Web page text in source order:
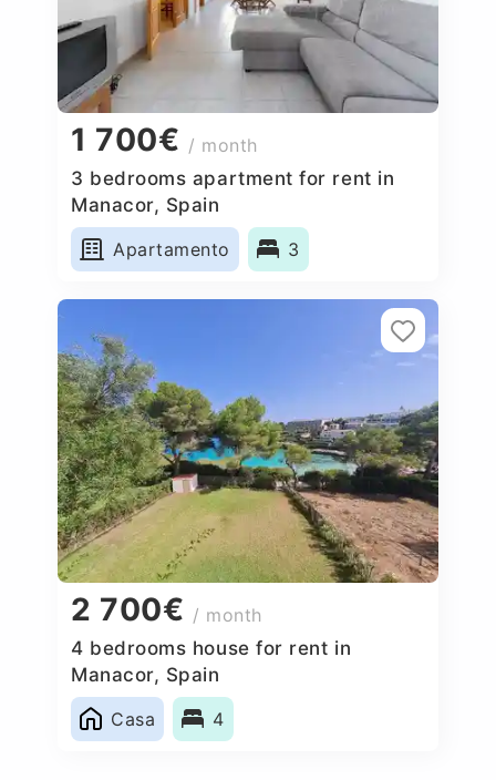
1 700€ / month
3 bedrooms apartment for rent in
Manacor, Spain
Apartamento
3
2 700€ / month
4 bedrooms house for rent in
Manacor, Spain
Casa
4